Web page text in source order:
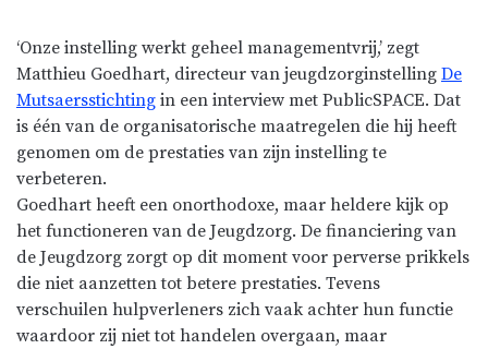
‘Onze instelling werkt geheel managementvrij,’ zegt
Matthieu Goedhart, directeur van jeugdzorginstelling De
Mutsaersstichting in een interview met PublicSPACE. Dat
is één van de organisatorische maatregelen die hij heeft
genomen om de prestaties van zijn instelling te
verbeteren.
Goedhart heeft een onorthodoxe, maar heldere kijk op
het functioneren van de Jeugdzorg. De financiering van
de Jeugdzorg zorgt op dit moment voor perverse prikkels
die niet aanzetten tot betere prestaties. Tevens
verschuilen hulpverleners zich vaak achter hun functie
waardoor zij niet tot handelen overgaan, maar